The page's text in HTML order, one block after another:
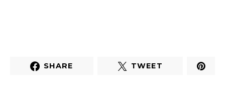
SHARE TWEET